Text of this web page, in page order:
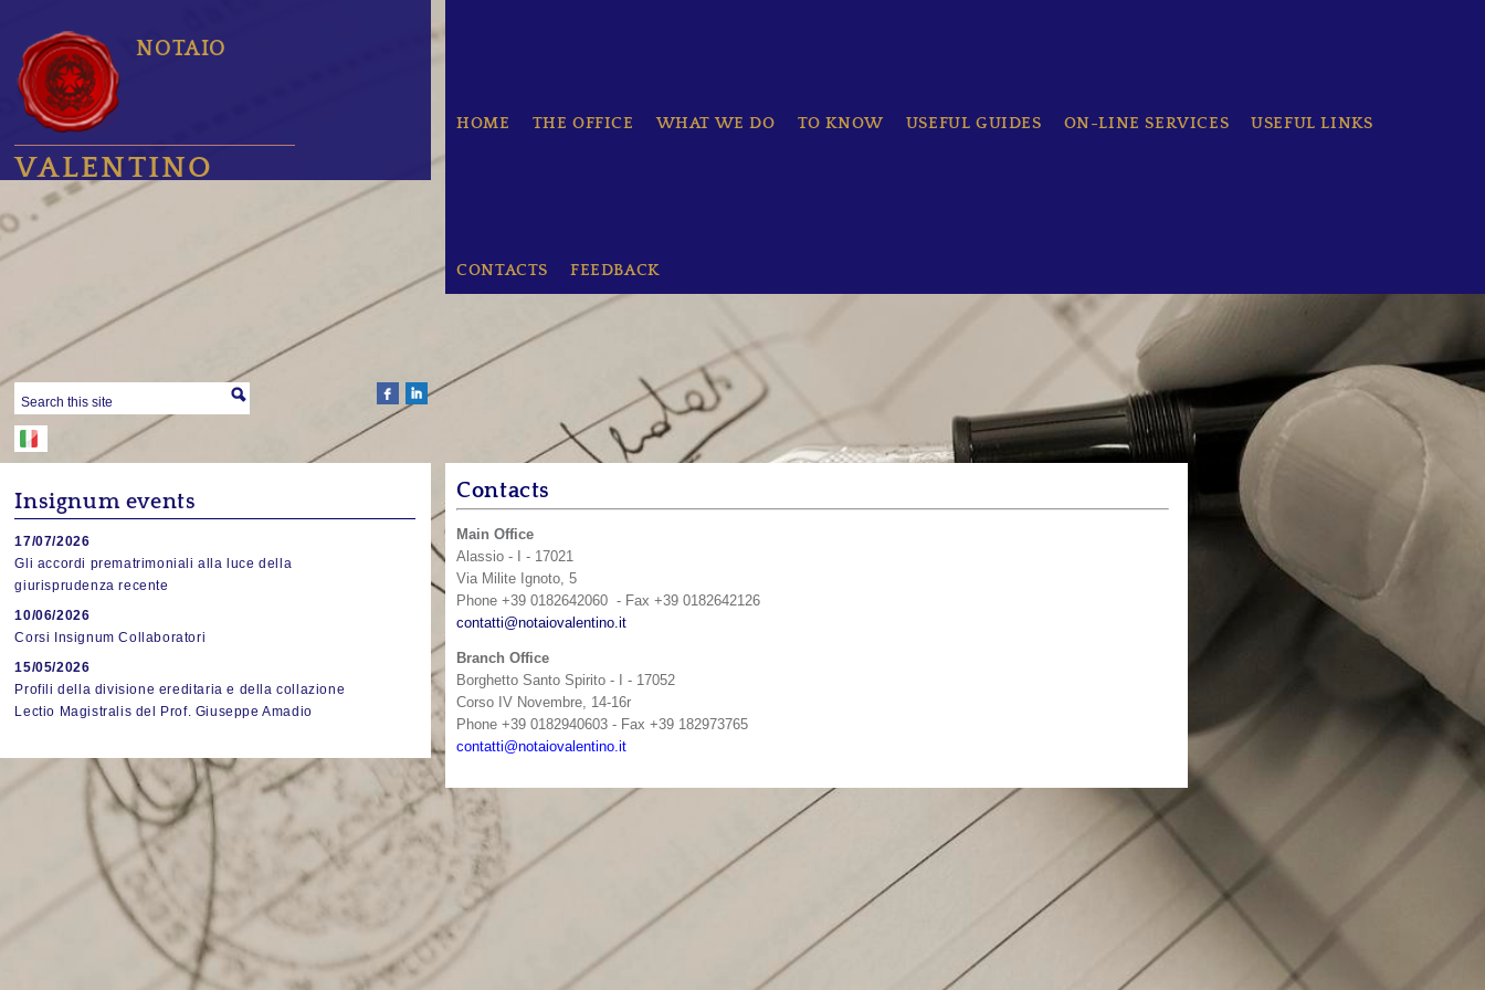
NOTAIO
VALENTINO
HOME THE OFFICE WHAT WE DO TO KNOW USEFUL GUIDES ON-LINE SERVICES USEFUL LINKS
CONTACTS FEEDBACK
Insignum events
17/07/2026
Gli accordi prematrimoniali alla luce della
giurisprudenza recente
10/06/2026
Corsi Insignum Collaboratori
15/05/2026
Profili della divisione ereditaria e della collazione
Lectio Magistralis del Prof. Giuseppe Amadio
Contacts
Main Office
Alassio - I - 17021
Via Milite Ignoto, 5
Phone +39 0182642060 - Fax +39 0182642126
contatti@notaiovalentino.it
Branch Office
Borghetto Santo Spirito - I - 17052
Corso IV Novembre, 14-16r
Phone +39 0182940603 - Fax +39 182973765
contatti@notaiovalentino.it